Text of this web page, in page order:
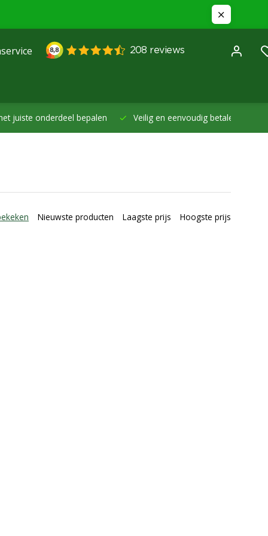
juiste onderdeel bepalen Veilig en eenvoudig betalen -
Nieuwste producten Laagste prijs Hoogste prijs